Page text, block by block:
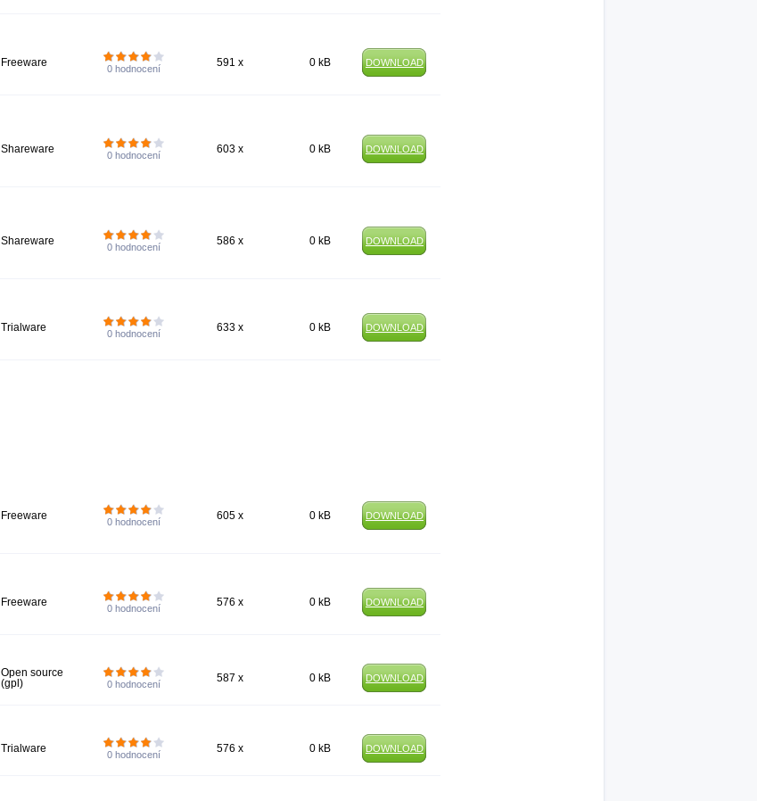
Freeware 0 hodnocení 591 x 0 kB DOWNLOAD
Shareware 0 hodnocení 603 x 0 kB DOWNLOAD
Shareware 0 hodnocení 586 x 0 kB DOWNLOAD
Trialware 0 hodnocení 633 x 0 kB DOWNLOAD
Freeware 0 hodnocení 605 x 0 kB DOWNLOAD
Freeware 0 hodnocení 576 x 0 kB DOWNLOAD
Open source
(gpl)
0 hodnocení 587 x 0 kB DOWNLOAD
Trialware 0 hodnocení 576 x 0 kB DOWNLOAD